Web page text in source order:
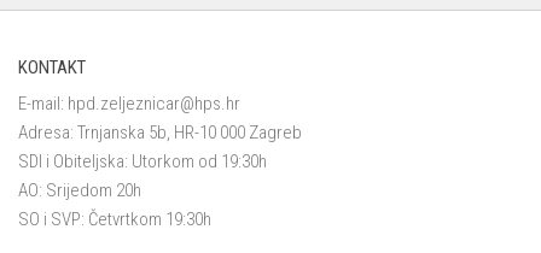
KONTAKT
E-mail: hpd.zeljeznicar@hps.hr
Adresa: Trnjanska 5b, HR-10 000 Zagreb
SDI i Obiteljska: Utorkom od 19:30h
AO: Srijedom 20h
SO i SVP: Četvrtkom 19:30h